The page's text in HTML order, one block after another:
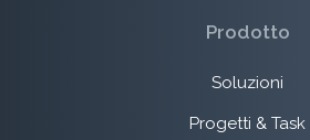
Prodotto
Soluzioni
Progetti & Task